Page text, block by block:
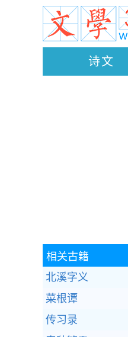
诗文
相关古籍
北溪字义
菜根谭
传习录